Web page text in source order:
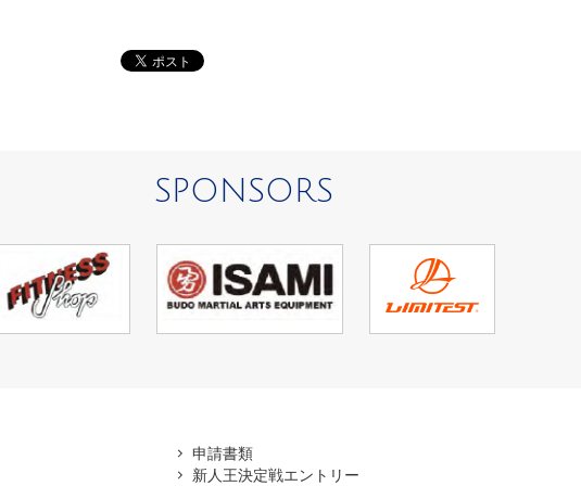
SPONSORS
マ
申請書類
新人王決定戦エントリー